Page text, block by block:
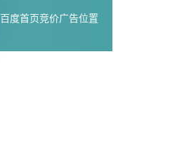
百度首页竞价广告位置